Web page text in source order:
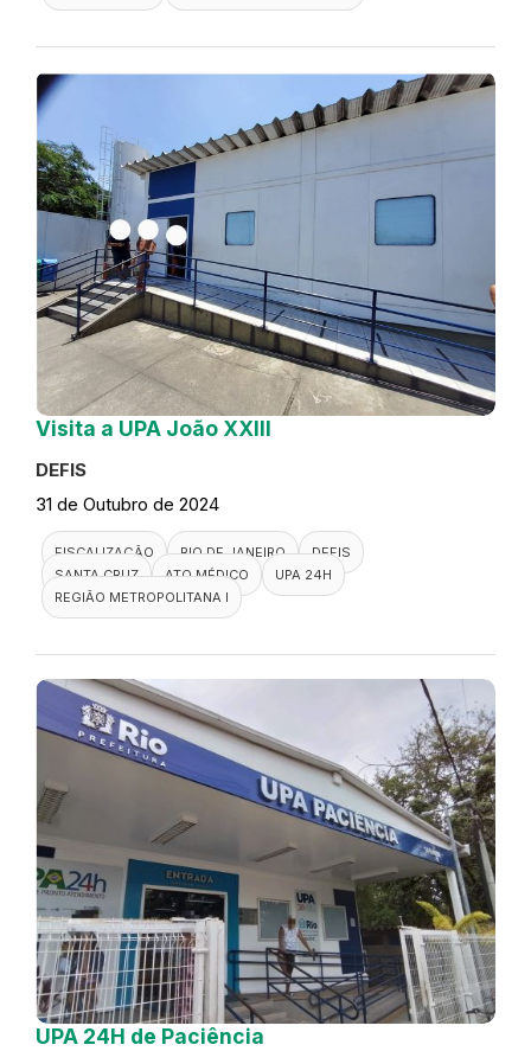
Visita a UPA João XXIII
DEFIS
31 de Outubro de 2024
FISCALIZAÇÃO RIO DE JANEIRO
DEFIS
SANTA CRUZ
ATO MÉDICO
UPA 24H
REGIÃO METROPOLITANA I
UPA 24H de Paciência